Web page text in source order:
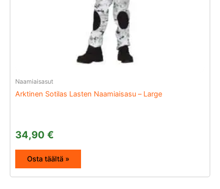
Naamiaisasut
Arktinen Sotilas Lasten Naamiaisasu – Large
34,90 €
Osta täältä »